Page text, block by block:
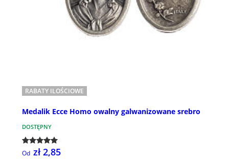
RABATY ILOŚCIOWE
Medalik Ecce Homo owalny galwanizowane srebro
DOSTĘPNY
Od zł 2,85